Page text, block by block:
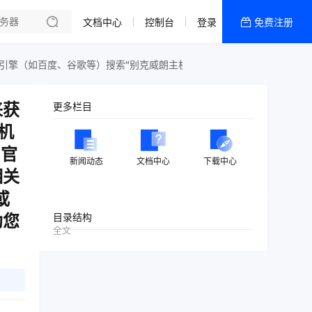
文档中心 控制台 登录 免费注册
更多栏目
新闻动态 文档中心 下载中心
目录结构
全文